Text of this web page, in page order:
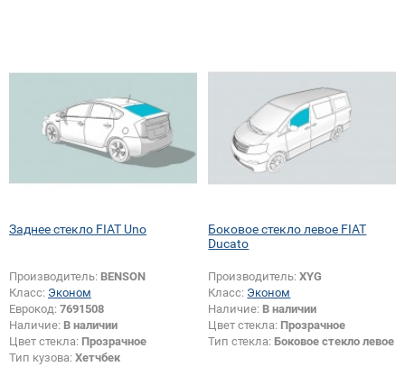
Заднее стекло FIAT Uno
Производитель: BENSON
Класс: Эконом
Еврокод: 7691508
Наличие: В наличии
Цвет стекла: Прозрачное
Тип кузова: Хетчбек
Боковое стекло левое FIAT
Ducato
Производитель:XYG
Класс: Эконом
Наличие: В наличии
Цвет стекла: Прозрачное
Тип стекла: Боковое стекло левое